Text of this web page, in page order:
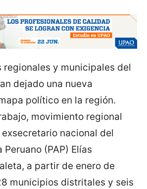
regionales y municipales del
dejado una nueva
político en la región.
movimiento regional
nacional del
(PAP) Elías
a partir de enero de
municipios distritales y seis